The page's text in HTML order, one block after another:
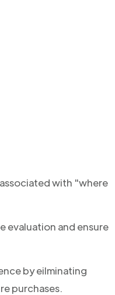
with "where
evaluation and ensure
by eilminating
purchases.